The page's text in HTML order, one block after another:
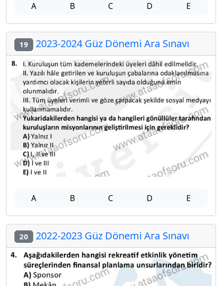
A B C D E
19 2023-2024 Güz Dönemi Ara Sınavı
A B C D E
20 2022-2023 Güz Dönemi Ara Sınavı